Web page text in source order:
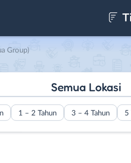
Group)
Semua Lokasi
1 – 2 Tahun 3 – 4 Tahun 5